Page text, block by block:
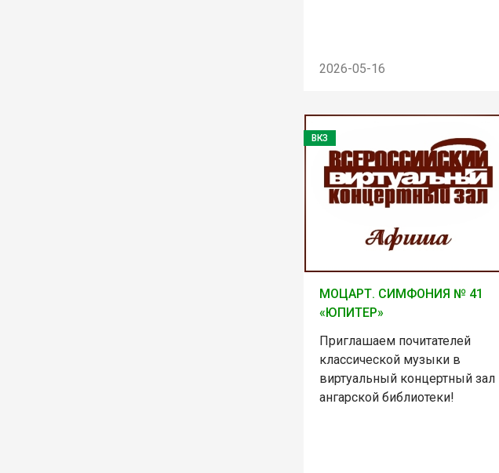
2026-05-16
ВКЗ
МОЦАРТ. СИМФОНИЯ № 41
«ЮПИТЕР»
Приглашаем почитателей
классической музыки в
виртуальный концертный зал
ангарской библиотеки!